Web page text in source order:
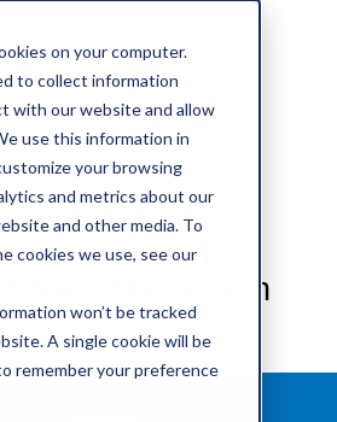
on your computer.
to collect information
with our website and allow
use this information in
your browsing
and metrics about our
and other media. To
cookies we use, see our
won’t be tracked
A single cookie will be
remember your preference
příručku
toků založených